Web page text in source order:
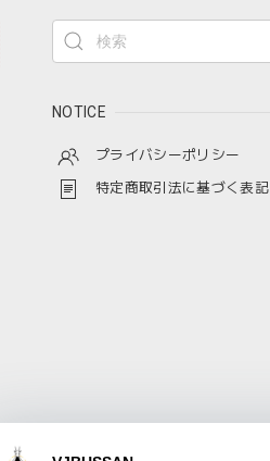
NOTICE
プライバシーポリシー
特定商取引法に基づく表記